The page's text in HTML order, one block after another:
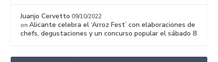
Juanjo Cervetto 09/10/2022
onAlicante celebra el ‘Arroz Fest’ con elaboraciones de
chefs, degustaciones y un concurso popular el sábado 8